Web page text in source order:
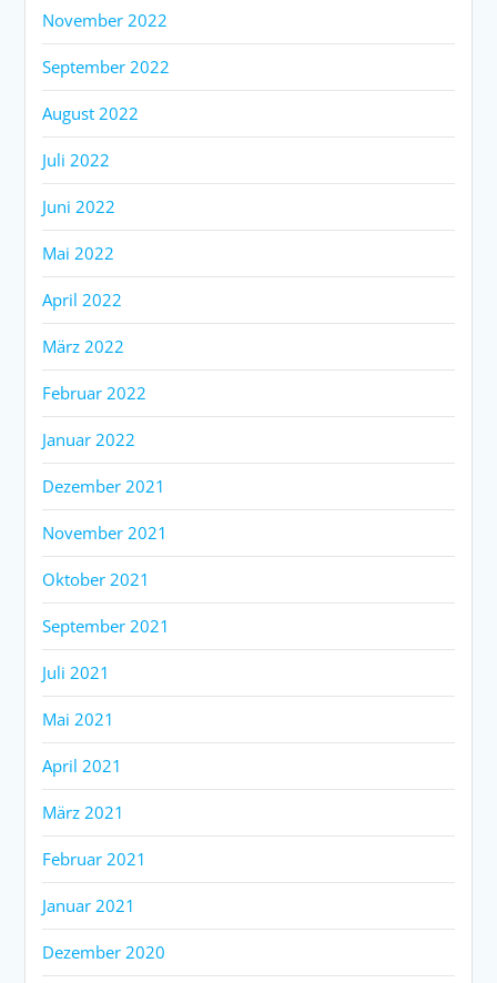
November 2022
September 2022
August 2022
Juli 2022
Juni 2022
Mai 2022
April 2022
März 2022
Februar 2022
Januar 2022
Dezember 2021
November 2021
Oktober 2021
September 2021
Juli 2021
Mai 2021
April 2021
März 2021
Februar 2021
Januar 2021
Dezember 2020